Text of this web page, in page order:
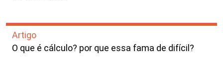
Artigo
O que é cálculo? por que essa fama de difícil?